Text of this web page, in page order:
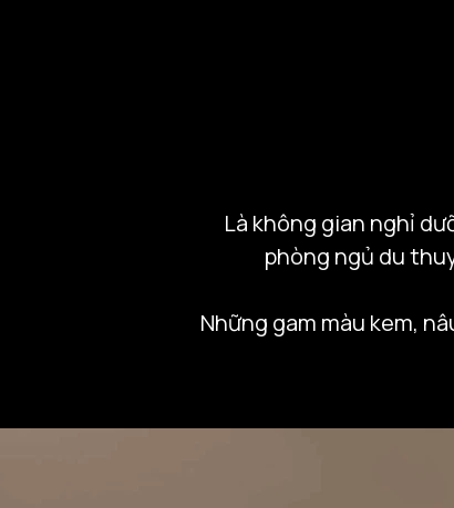
Là không gian nghỉ
phòng ngủ du
Những gam màu kem,